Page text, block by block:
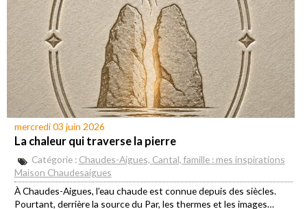
mercredi 03 juin 2026
La chaleur qui traverse la pierre
Catégorie : Chaudes-Aigues, Cantal, famille : mes inspirations
Maison Chaudesaigues
À Chaudes-Aigues, l’eau chaude est connue depuis des siècles.
Pourtant, derrière la source du Par, les thermes et les images…